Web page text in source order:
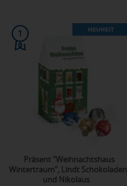
1
Präsent "Weihnachtshaus
Wintertraum", Lindt Schokoladen
und Nikolaus